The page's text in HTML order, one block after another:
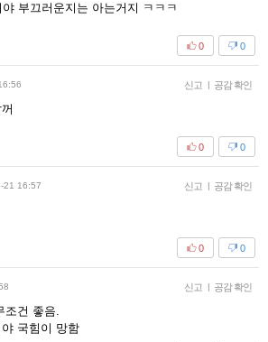
부끄러운지는 아는거지 ㅋㅋㅋ
0
0
신고 | 공감 확인
0
0
21 16:57 신고 | 공감 확인
0
0
신고 | 공감 확인
조건 좋음.
국힘이 망함